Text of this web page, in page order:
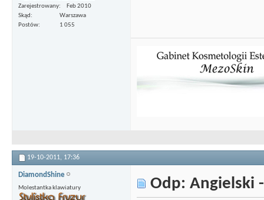
Zarejestrowany
Feb 2010
Skąd
Warszawa
Postów
1 055
19-10-2011, 17:36
DiamondShine
Molestantka klawiatury Odp: Angielski